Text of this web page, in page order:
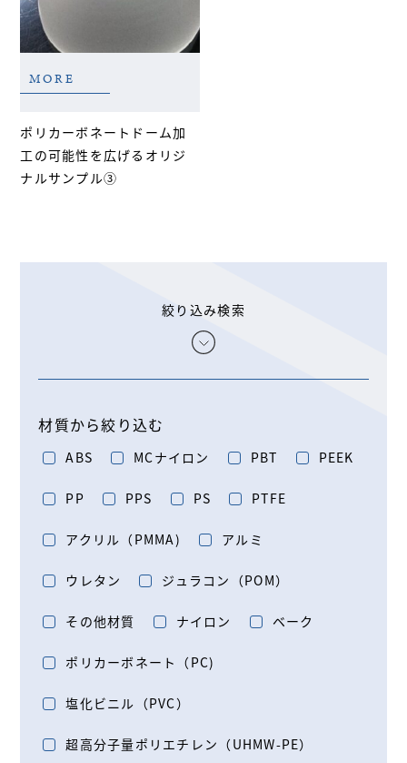
MORE
ポリカーボネートドーム加
工の可能性を広げるオリジ
ナルサンプル③
絞り込み検索
材質から絞り込む
ABS MCナイロン PBT PEEK
PP PPS PS PTFE
アクリル（PMMA) アルミ
ウレタン ジュラコン（POM）
その他材質 ナイロン ベーク
ポリカーボネート（PC)
塩化ビニル（PVC）
超高分子量ポリエチレン（UHMW-PE）